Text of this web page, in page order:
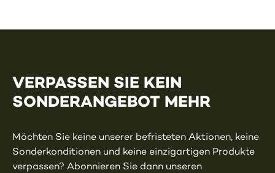
VERPASSEN SIE KEIN
SONDERANGEBOT MEHR
Möchten Sie keine unserer befristeten Aktionen, keine
Sonderkonditionen und keine einzigartigen Produkte
verpassen? Abonnieren Sie dann unseren